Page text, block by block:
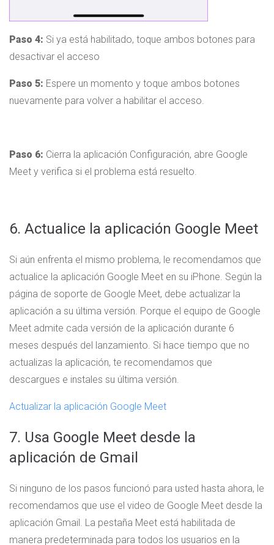
Paso 4: Si ya está habilitado, toque ambos botones para
desactivar el acceso
Paso 5: Espere un momento y toque ambos botones
nuevamente para volver a habilitar el acceso.
Paso 6: Cierra la aplicación Configuración, abre Google
Meet y verifica si el problema está resuelto.
6. Actualice la aplicación Google Meet
Si aún enfrenta el mismo problema, le recomendamos que
actualice la aplicación Google Meet en su iPhone. Según la
página de soporte de Google Meet, debe actualizar la
aplicación a su última versión. Porque el equipo de Google
Meet admite cada versión de la aplicación durante 6
meses después del lanzamiento. Si hace tiempo que no
actualizas la aplicación, te recomendamos que
descargues e instales su última versión.
Actualizar la aplicación Google Meet
7. Usa Google Meet desde la
aplicación de Gmail
Si ninguno de los pasos funcionó para usted hasta ahora, le
recomendamos que use el video de Google Meet desde la
aplicación Gmail. La pestaña Meet está habilitada de
manera predeterminada para todos los usuarios en la